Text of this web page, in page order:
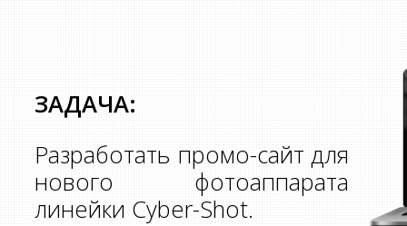
ЗАДАЧА:
Разработать промо-сайт для
нового фотоаппарата
линейки Сyber-Shot.